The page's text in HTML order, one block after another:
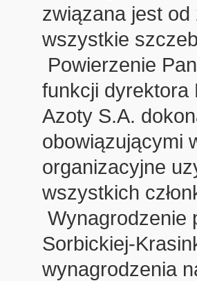
związana jest od
wszystkie
Powierzenie
funkcji dyrektora
Azoty S.A.
obowiązującymi
organizacyjne
wszystkich
Wynagrodzenie
Sorbickiej-
wynagrodzenia